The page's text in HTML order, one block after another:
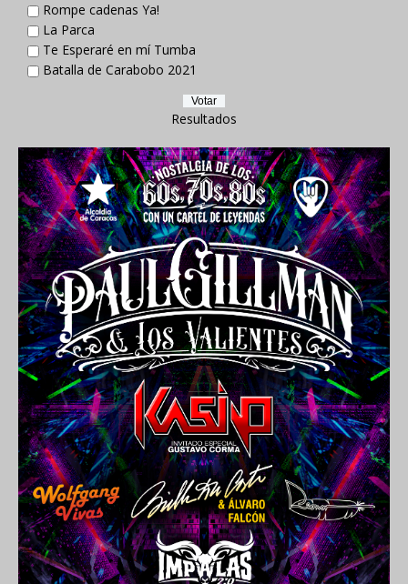
Rompe cadenas Ya!
La Parca
Te Esperaré en mí Tumba
Batalla de Carabobo 2021
Resultados